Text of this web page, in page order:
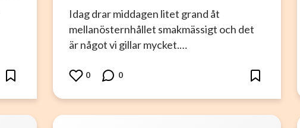
Idag drar middagen litet grand åt
mellanösternhållet smakmässigt och det
är något vi gillar mycket.…
0 0